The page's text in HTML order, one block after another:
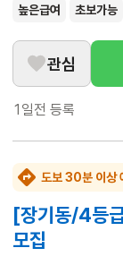
높은급여 초보가능
관심
1일전 등록
도보 30분 이상
[장기동/4등
모집